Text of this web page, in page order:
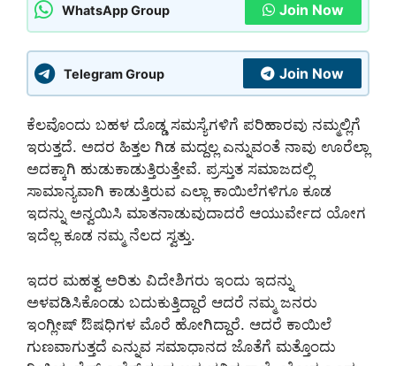
WhatsApp Group Join Now
Telegram Group Join Now
ಕೆಲವೊಂದು ಬಹಳ ದೊಡ್ಡ ಸಮಸ್ಯೆಗಳಿಗೆ ಪರಿಹಾರವು ನಮ್ಮಲ್ಲಿಗೆ
ಇರುತ್ತದೆ. ಅದರ ಹಿತ್ತಲ ಗಿಡ ಮದ್ದಲ್ಲ ಎನ್ನುವಂತೆ ನಾವು ಊರೆಲ್ಲಾ
ಅದಕ್ಕಾಗಿ ಹುಡುಕಾಡುತ್ತಿರುತ್ತೇವೆ. ಪ್ರಸ್ತುತ ಸಮಾಜದಲ್ಲಿ
ಸಾಮಾನ್ಯವಾಗಿ ಕಾಡುತ್ತಿರುವ ಎಲ್ಲಾ ಕಾಯಿಲೆಗಳಿಗೂ ಕೂಡ
ಇದನ್ನು ಅನ್ವಯಿಸಿ ಮಾತನಾಡುವುದಾದರೆ ಆಯುರ್ವೇದ ಯೋಗ
ಇದೆಲ್ಲ ಕೂಡ ನಮ್ಮ ನೆಲದ ಸ್ವತ್ತು.
ಇದರ ಮಹತ್ವ ಅರಿತು ವಿದೇಶಿಗರು ಇಂದು ಇದನ್ನು
ಅಳವಡಿಸಿಕೊಂಡು ಬದುಕುತ್ತಿದ್ದಾರೆ ಆದರೆ ನಮ್ಮ ಜನರು
ಇಂಗ್ಲೀಷ್ ಔಷಧಿಗಳ ಮೊರೆ ಹೋಗಿದ್ದಾರೆ. ಆದರೆ ಕಾಯಿಲೆ
ಗುಣವಾಗುತ್ತದೆ ಎನ್ನುವ ಸಮಾಧಾನದ ಜೊತೆಗೆ ಮತ್ತೊಂದು